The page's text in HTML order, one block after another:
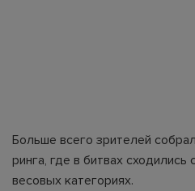
Больше всего зрителей
ринга, где в битвах
весовых категориях.